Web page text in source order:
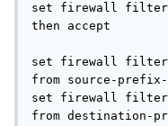
ack 19 win 32409: BGP,
15:21:18.364004 In IP
15:21:18.364052 Out IP
1480 win 14905
15:21:18.365520 In IP
1480:2940(1460) ack 19